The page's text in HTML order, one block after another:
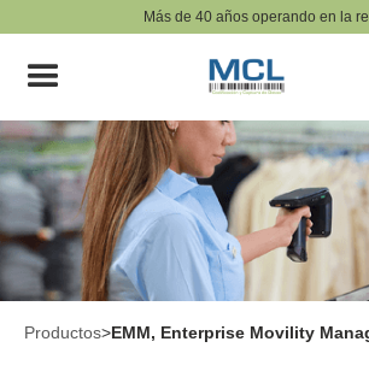
Más de 40 años operando en la
Productos>EMM, Enterprise Movility